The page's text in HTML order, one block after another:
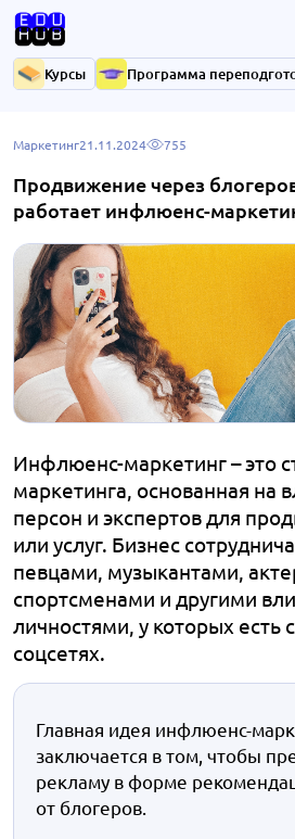
Курсы Программа
Маркетинг21.11.2024 755
Продвижение через
работает инфлюенс-
Инфлюенс-маркетинг – это
маркетинга, основанная на
персон и экспертов для
или услуг. Бизнес
певцами, музыкантами,
спортсменами и другими
личностями, у которых есть
соцсетях.
Главная идея инфлюенс-
заключается в том, чтобы
рекламу в форме
от блогеров.